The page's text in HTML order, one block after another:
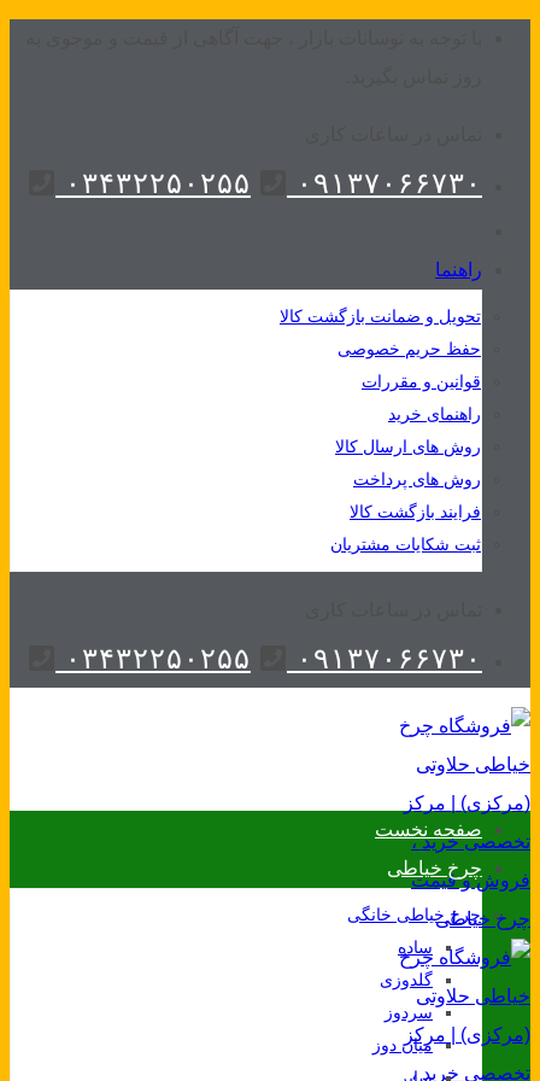
۰۹۱۳۷۰۶۶۷۳۰ ۰۳۴۳۲۲۵۰۲۵۵
راهنما
تحویل و ضمانت بازگشت کالا
حفظ حریم خصوصی
قوانین و مقررات
راهنمای خرید
روش های ارسال کالا
روش های پرداخت
فرایند بازگشت کالا
ثبت شکایات مشتریان
۰۹۱۳۷۰۶۶۷۳۰ ۰۳۴۳۲۲۵۰۲۵۵
صفحه نخست
چرخ خیاطی
چرخ خیاطی خانگی
ساده
گلدوزی
سردوز
میان دوز